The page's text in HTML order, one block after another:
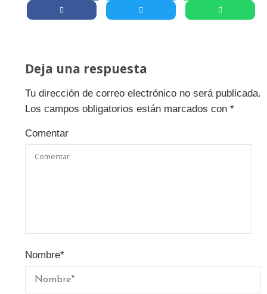
Deja una respuesta
Tu dirección de correo electrónico no será publicada.
Los campos obligatorios están marcados con *
Comentar
Nombre*